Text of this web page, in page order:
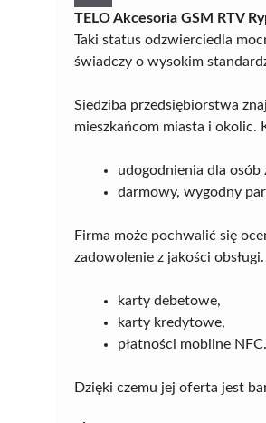
TELO Akcesoria GSM RTV
Taki status odzwierciedla
świadczy o wysokim
Siedziba przedsiębiorstwa
mieszkańcom miasta i okolic.
udogodnienia dla osób
darmowy, wygodny
Firma może pochwalić się
zadowolenie z jakości
karty debetowe,
karty kredytowe,
płatności mobilne NFC.
Dzięki czemu jej oferta jest